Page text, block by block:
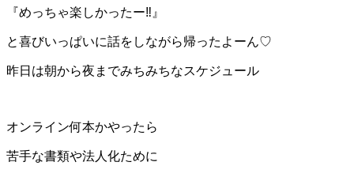
『めっちゃ楽しかったー‼️』
と喜びいっぱいに話をしながら帰ったよーん♡
昨日は朝から夜までみちみちなスケジュール
オンライン何本かやったら
苦手な書類や法人化ために